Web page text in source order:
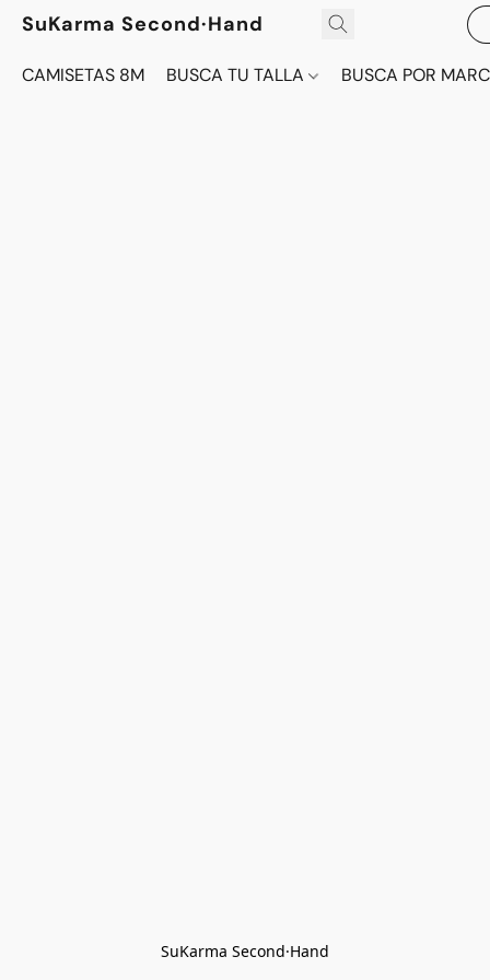
SuKarma Second·Hand
CAMISETAS 8M BUSCA TU TALLA BUSCA POR
SuKarma Second·Hand